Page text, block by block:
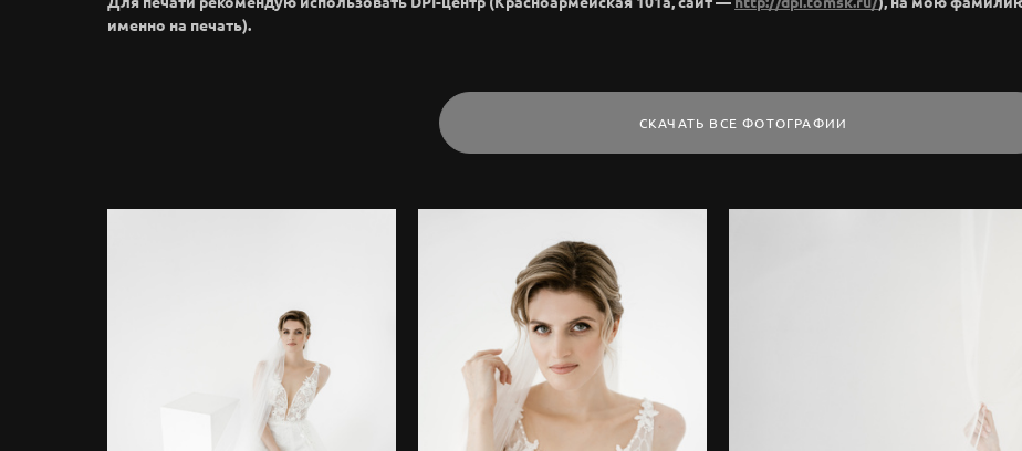
именно на печать).
СКАЧАТЬ ВСЕ ФОТОГРАФИИ